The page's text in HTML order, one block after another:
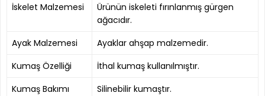
İskelet Malzemesi
Ürünün iskeleti fırınlanmış gürgen
ağacıdır.
Ayak Malzemesi
Ayaklar ahşap malzemedir.
Kumaş Özelliği
İthal kumaş kullanılmıştır.
Kumaş Bakımı
Silinebilir kumaştır.